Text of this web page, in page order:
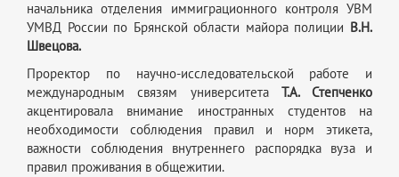
начальника отделения иммиграционного контроля УВМ
УМВД России по Брянской области майора полиции В.Н.
Швецова.
Проректор по научно-исследовательской работе и
международным связям университета Т.А. Степченко
акцентировала внимание иностранных студентов на
необходимости соблюдения правил и норм этикета,
важности соблюдения внутреннего распорядка вуза и
правил проживания в общежитии.